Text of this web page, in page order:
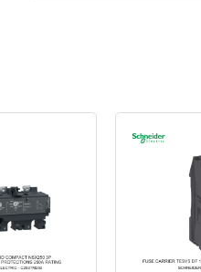
Jumlah Kutub: 1P
Tipe Tegangan
Kedalaman: 69 mm
Berat: 0,112 kg
Pemutus sirkuit
adalah pembatas arus.
pemutusan yang
termal tunda untuk
mekanisme pemutusan
hubung singkat.
D, K, Z), konfigurasi
pemutusan (hingga 10
Anda dapat
karena semua
bergaransi resmi, dan